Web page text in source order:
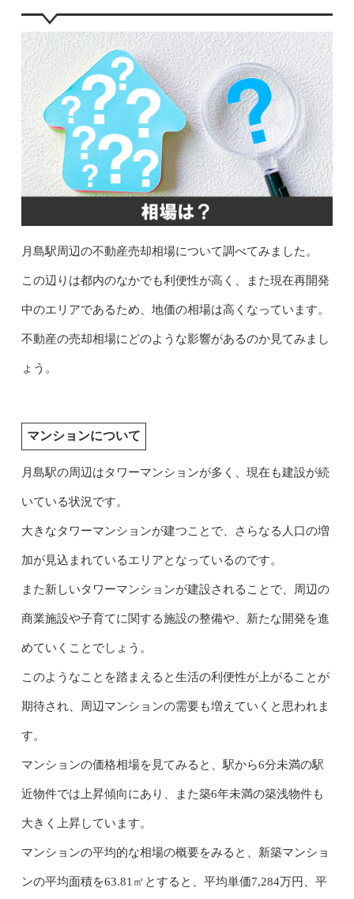
月島駅周辺の不動産売却相場について調べてみました。
この辺りは都内のなかでも利便性が高く、また現在再開発
中のエリアであるため、地価の相場は高くなっています。
不動産の売却相場にどのような影響があるのか見てみまし
ょう。
マンションについて
月島駅の周辺はタワーマンションが多く、現在も建設が続
いている状況です。
大きなタワーマンションが建つことで、さらなる人口の増
加が見込まれているエリアとなっているのです。
また新しいタワーマンションが建設されることで、周辺の
商業施設や子育てに関する施設の整備や、新たな開発を進
めていくことでしょう。
このようなことを踏まえると生活の利便性が上がることが
期待され、周辺マンションの需要も増えていくと思われま
す。
マンションの価格相場を見てみると、駅から6分未満の駅
近物件では上昇傾向にあり、また築6年未満の築浅物件も
大きく上昇しています。
マンションの平均的な相場の概要をみると、新築マンショ
ンの平均面積を63.81㎡とすると、平均単価7,284万円、平